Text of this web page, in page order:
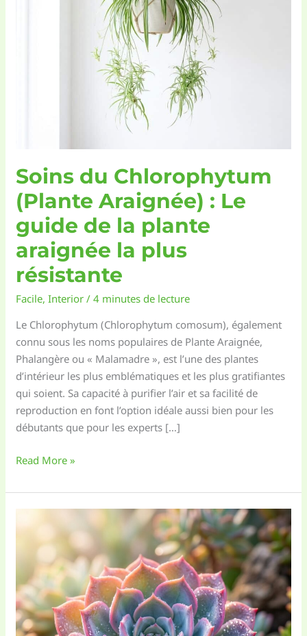
Soins du Chlorophytum
(Plante Araignée) : Le
guide de la plante
araignée la plus
résistante
Facile,Interior /4 minutes de lecture
Le Chlorophytum (Chlorophytum comosum), également
connu sous les noms populaires de Plante Araignée,
Phalangère ou « Malamadre », est l’une des plantes
d’intérieur les plus emblématiques et les plus gratifiantes
qui soient. Sa capacité à purifier l’air et sa facilité de
reproduction en font l’option idéale aussi bien pour les
débutants que pour les experts […]
Soins
Chlorophytum
(Plante
Araignée)
guide
de
la
plante
Read More »